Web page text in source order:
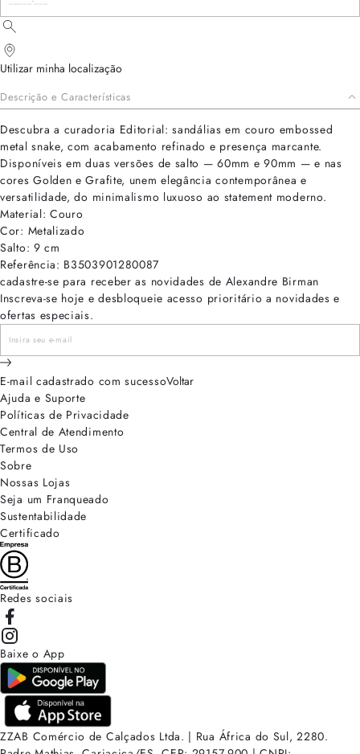
Utilizar minha localização
Descrição e Características
Descubra a curadoria Editorial: sandálias em couro embossed
metal snake, com acabamento refinado e presença marcante.
Disponíveis em duas versões de salto — 60mm e 90mm — e nas
cores Golden e Grafite, unem elegância contemporânea e
versatilidade, do minimalismo luxuoso ao statement moderno.
Material: Couro
Cor: Metalizado
Salto: 9 cm
Referência: B3503901280087
cadastre-se para receber as novidades de Alexandre Birman
Inscreva-se hoje e desbloqueie acesso prioritário a novidades e
ofertas especiais.
E-mail cadastrado com sucessoVoltar
Ajuda e Suporte
Políticas de Privacidade
Central de Atendimento
Termos de Uso
Sobre
Nossas Lojas
Seja um Franqueado
Sustentabilidade
Certificado
Redes sociais
Baixe o App
ZZAB Comércio de Calçados Ltda. | Rua África do Sul, 2280.